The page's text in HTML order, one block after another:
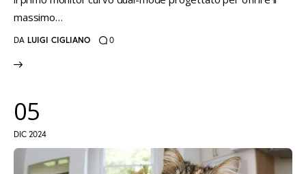
massimo…
DA LUIGI CIGLIANO 0
05
DIC 2024